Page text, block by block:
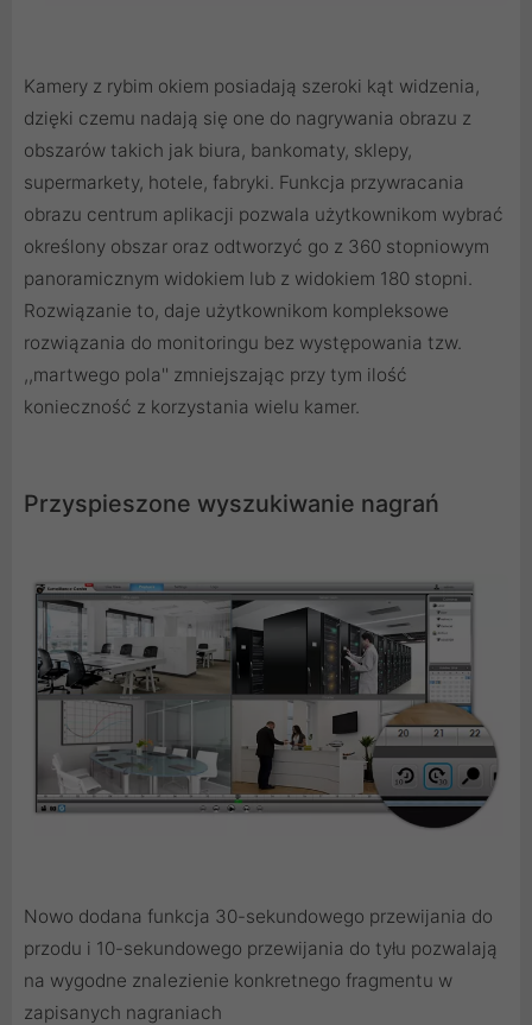
Kamery z rybim okiem posiadają szeroki kąt widzenia,
dzięki czemu nadają się one do nagrywania obrazu z
obszarów takich jak biura, bankomaty, sklepy,
supermarkety, hotele, fabryki. Funkcja przywracania
obrazu centrum aplikacji pozwala użytkownikom wybrać
określony obszar oraz odtworzyć go z 360 stopniowym
panoramicznym widokiem lub z widokiem 180 stopni.
Rozwiązanie to, daje użytkownikom kompleksowe
rozwiązania do monitoringu bez występowania tzw.
,,martwego pola'' zmniejszając przy tym ilość
konieczność z korzystania wielu kamer.
Przyspieszone wyszukiwanie nagrań
Nowo dodana funkcja 30-sekundowego przewijania do
przodu i 10-sekundowego przewijania do tyłu pozwalają
na wygodne znalezienie konkretnego fragmentu w
zapisanych nagraniach